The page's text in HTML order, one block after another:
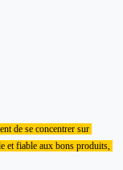
de se concentrer sur
et fiable aux bons produits,